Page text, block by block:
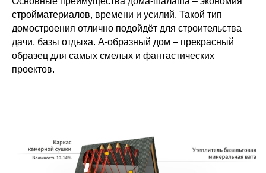
стройматериалов, времени и усилий. Такой тип
домостроения отлично подойдёт для строительства
дачи, базы отдыха. А-образный дом – прекрасный
образец для самых смелых и фантастических
проектов.